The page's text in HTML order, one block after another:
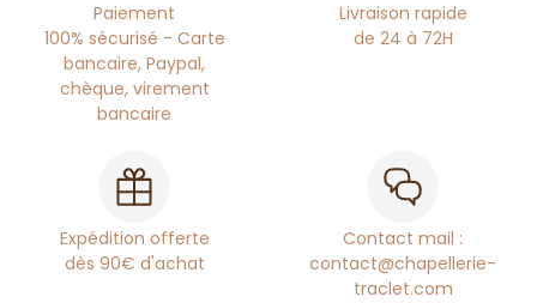
Paiement
100% sécurisé - Carte
bancaire, Paypal,
chèque, virement
bancaire
Livraison rapide
de 24 à 72H
Expédition offerte
dès 90€ d'achat
Contact mail :
contact@chapellerie-
traclet.com